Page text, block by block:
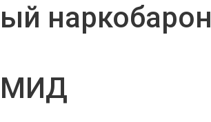
ый наркобарон
МИД